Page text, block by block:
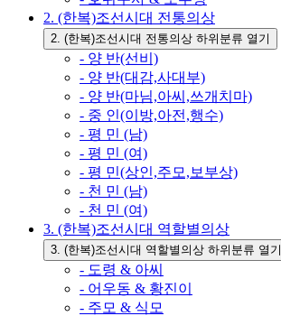
2. (한복)조선시대 전통의상
2. (한복)조선시대 전통의상 하위분류 열기
- 양 반(선비)
- 양 반(대감,사대부)
- 양 반(마님,아씨,쓰개치마)
- 중 인(이방,아전,행수)
- 평 민 (남)
- 평 민 (여)
- 평 민(상인,주모,보부상)
- 천 민 (남)
- 천 민 (여)
3. (한복)조선시대 역할별의상
3. (한복)조선시대 역할별의상 하위분류 열기
- 도령 & 아씨
- 어우동 & 황진이
- 주모 & 식모